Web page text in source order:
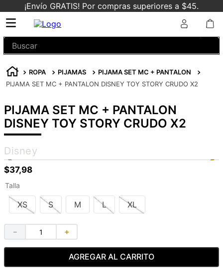
¡Envío GRATIS! Por compras superiores a $45.
Buscar
ROPA PIJAMAS
PIJAMA SET MC + PANTALON
PIJAMA SET MC + PANTALON DISNEY TOY STORY CRUDO X2
PIJAMA SET MC + PANTALON
DISNEY TOY STORY CRUDO X2
Disney
$37,98
Talla
XS S M L XL
＋
－
AGREGAR AL CARRITO